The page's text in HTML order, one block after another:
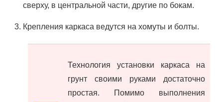
сверху, в центральной части, другие по бокам.
Крепления каркаса ведутся на хомуты и болты.
Технология установки каркаса на
грунт своими руками достаточно
простая. Помимо выполнения